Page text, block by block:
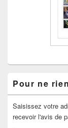
Pour ne
Saisissez votre
recevoir l'avis de